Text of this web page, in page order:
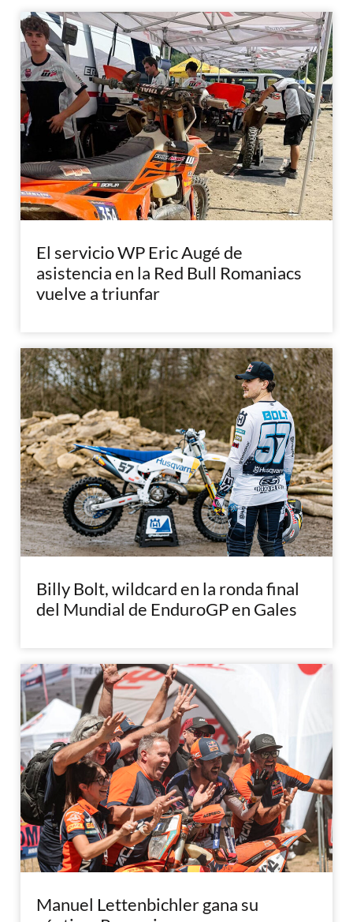
El servicio WP Eric Augé de
asistencia en la Red Bull Romaniacs
vuelve a triunfar
Billy Bolt, wildcard en la ronda final
del Mundial de EnduroGP en Gales
Manuel Lettenbichler gana su